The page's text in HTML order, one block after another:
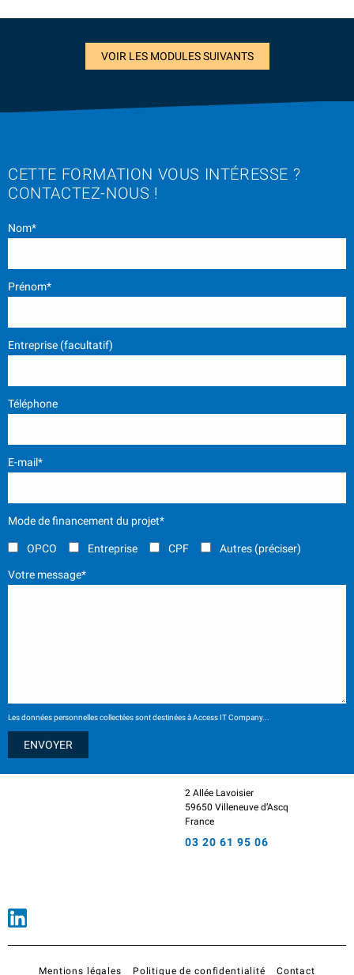
VOIR LES MODULES SUIVANTS
CETTE FORMATION VOUS INTÉRESSE ?
CONTACTEZ-NOUS !
Nom*
Prénom*
Entreprise (facultatif)
Téléphone
E-mail*
Mode de financement du projet*
OPCO Entreprise CPF Autres (préciser)
Votre message*
Les données personnelles collectées sont destinées à Access IT Company...
2 Allée Lavoisier
59650 Villeneuve d’Ascq
France
03 20 61 95 06
Mentions légales Politique de confidentialité Contact